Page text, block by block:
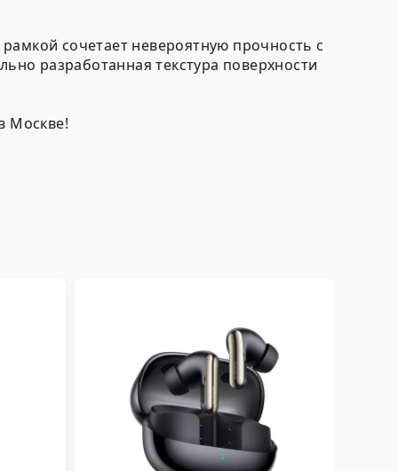
сочетает невероятную прочность с
разработанная текстура поверхности
Москве!